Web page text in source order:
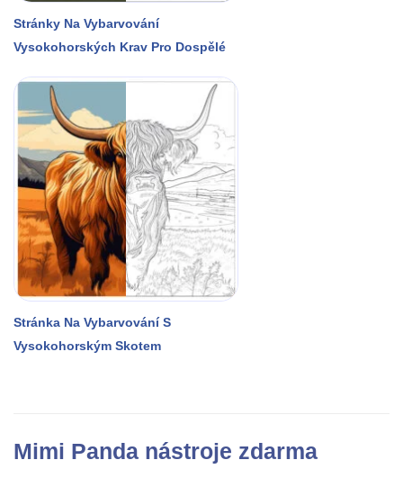
Stránky Na Vybarvování
Vysokohorských Krav Pro Dospělé
Stránka Na Vybarvování S
Vysokohorským Skotem
Mimi Panda nástroje zdarma